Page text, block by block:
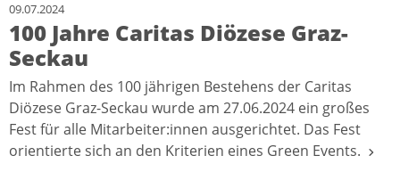
09.07.2024
100 Jahre Caritas Diözese Graz-
Seckau
Im Rahmen des 100 jährigen Bestehens der Caritas
Diözese Graz-Seckau wurde am 27.06.2024 ein großes
Fest für alle Mitarbeiter:innen ausgerichtet. Das Fest
orientierte sich an den Kriterien eines Green Events.